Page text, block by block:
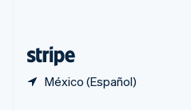
México (Español)